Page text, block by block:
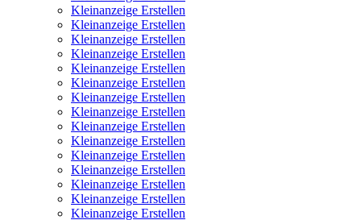
Kleinanzeige Erstellen
Kleinanzeige Erstellen
Kleinanzeige Erstellen
Kleinanzeige Erstellen
Kleinanzeige Erstellen
Kleinanzeige Erstellen
Kleinanzeige Erstellen
Kleinanzeige Erstellen
Kleinanzeige Erstellen
Kleinanzeige Erstellen
Kleinanzeige Erstellen
Kleinanzeige Erstellen
Kleinanzeige Erstellen
Kleinanzeige Erstellen
Kleinanzeige Erstellen